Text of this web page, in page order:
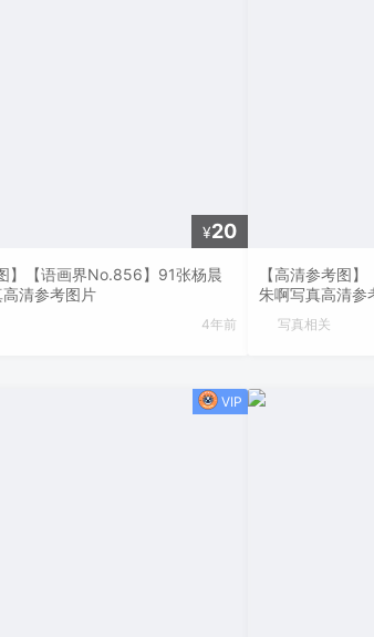
¥20
】【语画界No.856】91张杨晨
清参考图片
4年前
【高清参考图
朱啊写真高清参
写真相关